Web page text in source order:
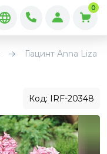
0
Гіацинт Anna Liza
Код: IRF-20348